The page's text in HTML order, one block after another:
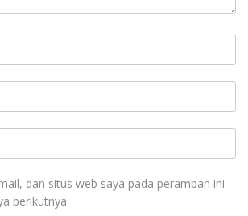
dan situs web saya pada peramban ini
berikutnya.